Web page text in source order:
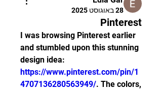
28 באוגוסט 2025
Pinterest
I was browsing Pinterest earlier
and stumbled upon this stunning
https://www.pinterest.com/pin/1
4707136280563949/. The colors,